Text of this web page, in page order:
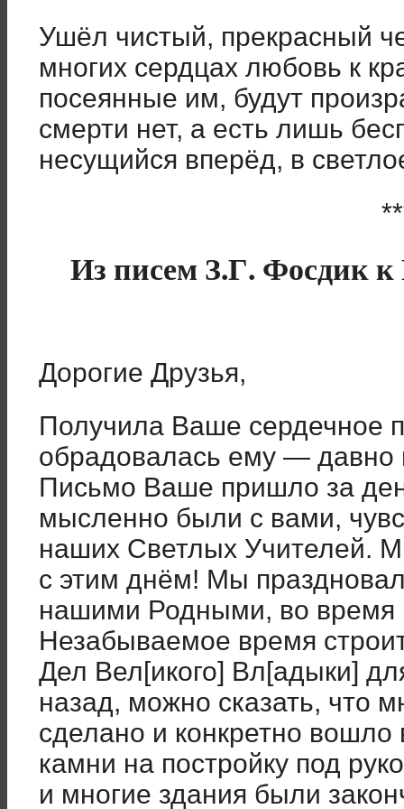
Ушёл чистый, прекрасный
многих сердцах любовь к
посеянные им, будут
смерти нет, а есть лишь
несущийся вперёд, в
Из писем З.Г. Фосдик
Дорогие Друзья,
Получила Ваше сердечное
обрадовалась ему — давно
Письмо Ваше пришло за
мысленно были с вами,
наших Светлых Учителей.
с этим днём! Мы
нашими Родными, во время
Незабываемое время
Дел Вел[икого] Вл[адыки]
назад, можно сказать, что
сделано и конкретно
камни на постройку под
и многие здания были